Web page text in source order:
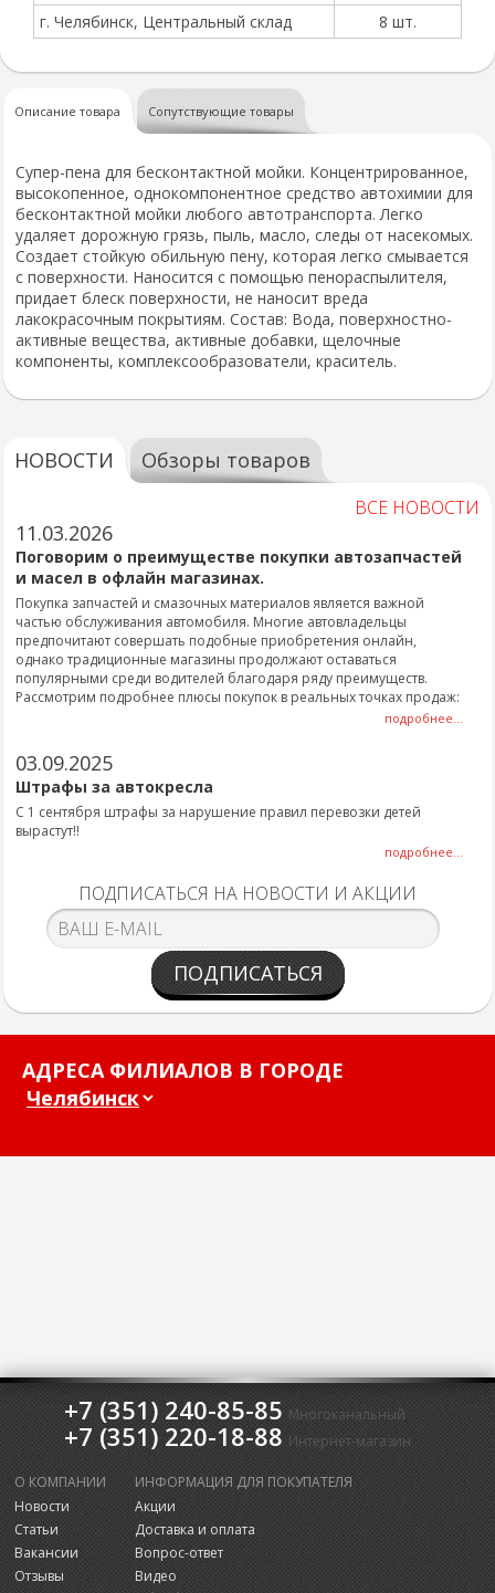
г. Челябинск, Центральный склад
8 шт.
Описание товара Сопутствующие товары
Супер-пена для бесконтактной мойки. Концентрированное,
высокопенное, однокомпонентное средство автохимии для
бесконтактной мойки любого автотранспорта. Легко
удаляет дорожную грязь, пыль, масло, следы от насекомых.
Создает стойкую обильную пену, которая легко смывается
с поверхности. Наносится с помощью пенораспылителя,
придает блеск поверхности, не наносит вреда
лакокрасочным покрытиям. Состав: Вода, поверхностно-
активные вещества, активные добавки, щелочные
компоненты, комплексообразователи, краситель.
НОВОСТИ Обзоры товаров
ВСЕ НОВОСТИ
11.03.2026
Поговорим о преимуществе покупки автозапчастей
и масел в офлайн магазинах.
Покупка запчастей и смазочных материалов является важной
частью обслуживания автомобиля. Многие автовладельцы
предпочитают совершать подобные приобретения онлайн,
однако традиционные магазины продолжают оставаться
популярными среди водителей благодаря ряду преимуществ.
Рассмотрим подробнее плюсы покупок в реальных точках продаж:
подробнее...
03.09.2025
Штрафы за автокресла
С 1 сентября штрафы за нарушение правил перевозки детей
вырастут!!
подробнее...
ПОДПИСАТЬСЯ НА НОВОСТИ И АКЦИИ
ПОДПИСАТЬСЯ
АДРЕСА ФИЛИАЛОВ В ГОРОДЕ
+7 (351) 240-85-85 Многоканальный
+7 (351) 220-18-88 Интернет-магазин
О КОМПАНИИ
Новости
Статьи
Вакансии
Отзывы
ИНФОРМАЦИЯ ДЛЯ ПОКУПАТЕЛЯ
Акции
Доставка и оплата
Вопрос-ответ
Видео